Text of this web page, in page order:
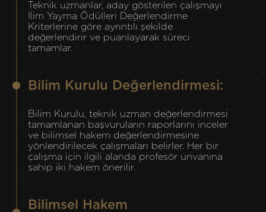
Teknik uzmanlar, aday gösterilen çalışmayı
İlim Yayma Ödülleri Değerlendirme
Kriterlerine göre ayrıntılı şekilde
değerlendirir ve puanlayarak süreci
tamamlar.
Bilim Kurulu Değerlendirmesi:
Bilim Kurulu, teknik uzman değerlendirmesi
tamamlanan başvuruların raporlarını inceler
ve bilimsel hakem değerlendirmesine
yönlendirilecek çalışmaları belirler. Her bir
çalışma için ilgili alanda profesör unvanına
sahip iki hakem önerilir.
Bilimsel Hakem